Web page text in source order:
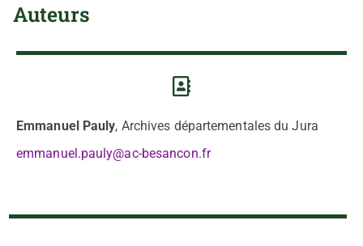
Auteurs
Emmanuel Pauly, Archives départementales du Jura
emmanuel.pauly@ac-besancon.fr